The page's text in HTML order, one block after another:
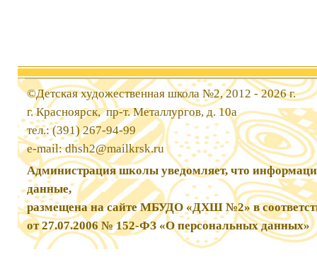
©Детская художественная школа №2, 2012 - 2026 г.
г. Красноярск, пр-т. Металлургов, д. 10а
тел.: (391) 267-94-99
e-mail:dhsh2@mailkrsk.ru
Администрация школы уведомляет, что
данные,
размещена на сайте МБУДО «ДХШ №2» в
от 27.07.2006 № 152-ФЗ «О персональных данных»